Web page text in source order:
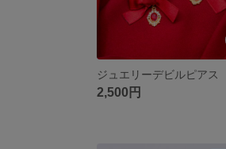
2,500円